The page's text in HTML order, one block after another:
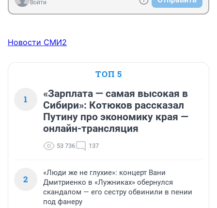
Войти
Новости СМИ2
ТОП 5
1
«Зарплата — самая высокая в
Сибири»: Котюков рассказал
Путину про экономику края —
онлайн-трансляция
53 736 137
2
«Люди же не глухие»: концерт Вани
Дмитриенко в «Лужниках» обернулся
скандалом — его сестру обвинили в пении
под фанеру